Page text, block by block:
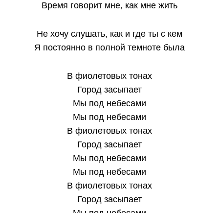
Время говорит мне, как мне жить
Не хочу слушать, как и где ты с кем
Я постоянно в полной темноте была
В фиолетовых тонах
Город засыпает
Мы под небесами
Мы под небесами
В фиолетовых тонах
Город засыпает
Мы под небесами
Мы под небесами
В фиолетовых тонах
Город засыпает